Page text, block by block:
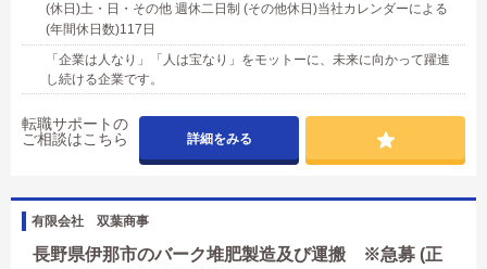
(休日)土・日・その他 週休二日制 (その他休日)当社カレンダーによる
(年間休日数)117日
「企業は人なり」「人は宝なり」をモットーに、未来に向かって躍進
し続ける企業です。
転職サポートの
ご相談はこちら
詳細をみる
有限会社 双葉商事
長野県伊那市のバーク堆肥製造及び運搬 ※急募 (正